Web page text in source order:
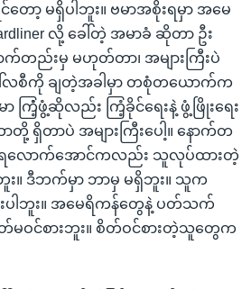
တော့ မရှိပါဘူး။ ဗမာအစိုးရမှာ အမေ
လို့ ခေါ်တဲ့ အမာခံ ဆိုတာ ဦး
တည်းမှ မဟုတ်တာ၊ အများကြီးပဲ
ါ်လစီကို ချတဲ့အခါမှာ တစုံတယောက်က
ကြံံ့ဖွံ့ဆိုလည်း ကြံ့ခိုင်ရေးနဲ့ ဖွံ့ဖြိုးရေး
တို့ ရှိတာပဲ အများကြီးပေါ့။ နောက်တ
ောရလောက်အောင်ကလည်း သူလုပ်ထားတဲ့
ဘူး။ ဒီဘက်မှာ ဘာမှ မရှိဘူး။ သူက
ပါဘူး။ အမေရိကန်တွေနဲ့ ပတ်သက်
င်စားဘူး။ စိတ်ဝင်စားတဲ့သူတွေက